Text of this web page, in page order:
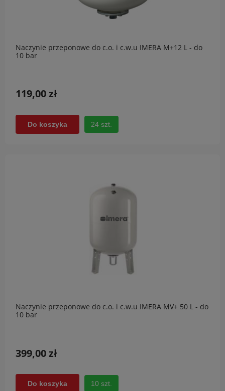
Naczynie przeponowe do c.o. i c.w.u IMERA M+12 L - do
10 bar
119,00 zł
Do koszyka 24 szt.
Naczynie przeponowe do c.o. i c.w.u IMERA MV+ 50 L - do
10 bar
399,00 zł
Do koszyka 10 szt.